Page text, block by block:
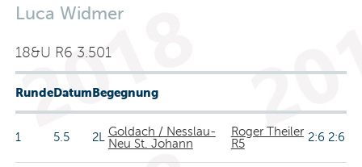
Luca Widmer
18&U R6 3.501
RundeDatumBegegnung
1 5.5 2LGoldach / Nesslau-
Neu St. Johann
Roger Theiler
R5
2:6 2:6